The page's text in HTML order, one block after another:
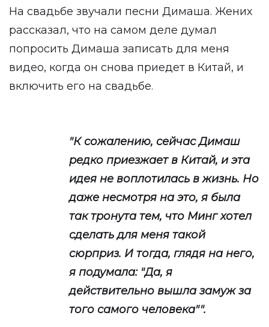
На свадьбе звучали песни Димаша. Жених
рассказал, что на самом деле думал
попросить Димаша записать для меня
видео, когда он снова приедет в Китай, и
включить его на свадьбе.
"К сожалению, сейчас Димаш
редко приезжает в Китай, и эта
идея не воплотилась в жизнь. Но
даже несмотря на это, я была
так тронута тем, что Минг хотел
сделать для меня такой
сюрприз. И тогда, глядя на него,
я подумала: "Да, я
действительно вышла замуж за
того самого человека"".